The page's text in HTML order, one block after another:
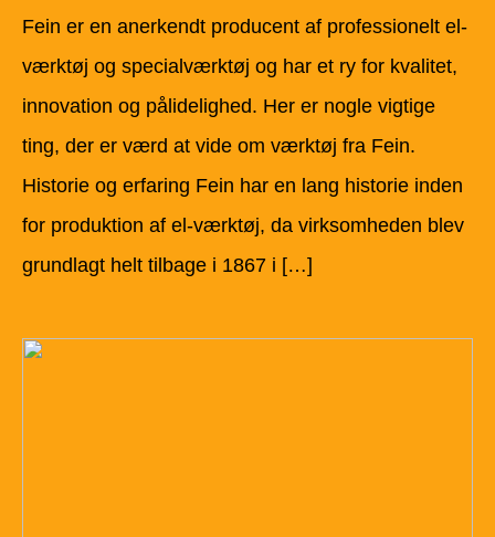
Fein er en anerkendt producent af professionelt el-
værktøj og specialværktøj og har et ry for kvalitet,
innovation og pålidelighed. Her er nogle vigtige
ting, der er værd at vide om værktøj fra Fein.
Historie og erfaring Fein har en lang historie inden
for produktion af el-værktøj, da virksomheden blev
grundlagt helt tilbage i 1867 i […]